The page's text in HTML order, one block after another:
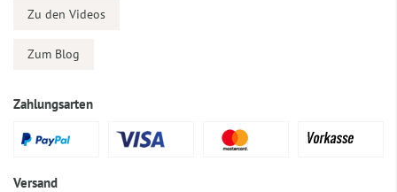
Zu den Videos
Zum Blog
Zahlungsarten
Versand